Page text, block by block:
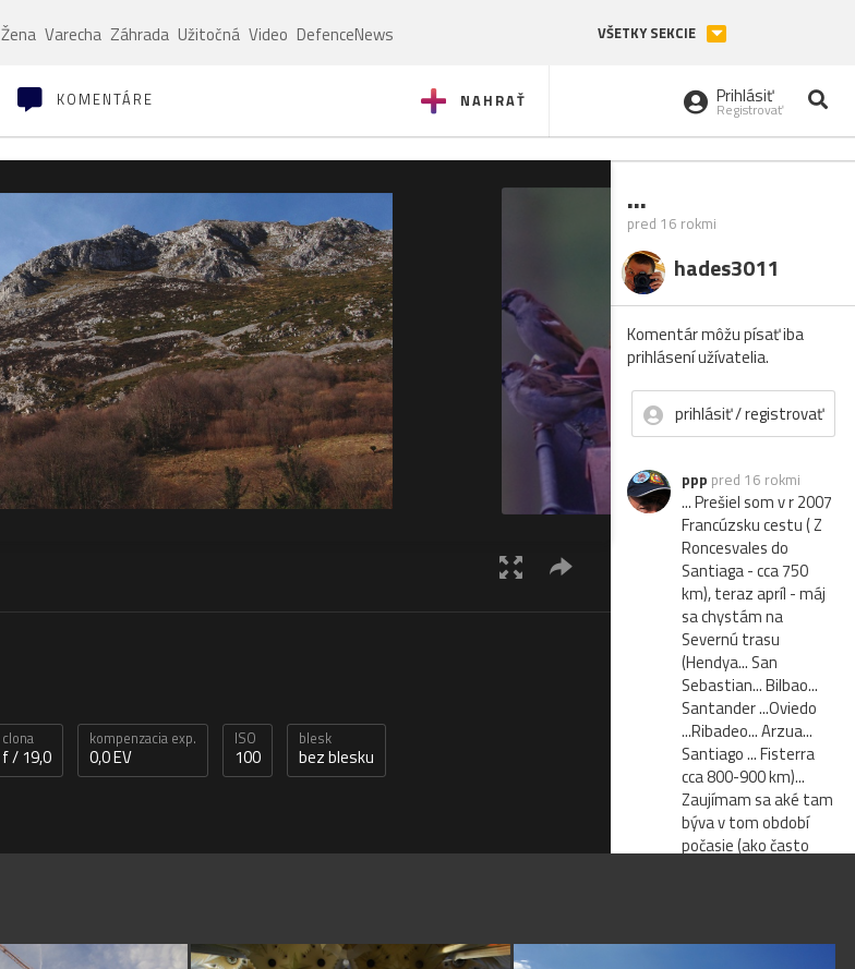
Žena Varecha Záhrada Užitočná Video DefenceNews VŠETKY SEKCIE
NAHRAŤ
KOMENTÁRE Prihlásiť
Registrovať
clona
f / 19,0
kompenzacia exp.
0,0 EV
ISO
100
blesk
bez blesku
...
pred 16 rokmi
hades3011
Komentár môžu písať iba
prihlásení užívatelia.
prihlásiť / registrovať
ppp pred 16 rokmi
... Prešiel som v r 2007
Francúzsku cestu ( Z
Roncesvales do
Santiaga - cca 750
km), teraz apríl - máj
sa chystám na
Severnú trasu
(Hendya... San
Sebastian... Bilbao...
Santander ...Oviedo
...Ribadeo... Arzua...
Santiago ... Fisterra
cca 800-900 km)...
Zaujímam sa aké tam
býva v tom období
počasie (ako často